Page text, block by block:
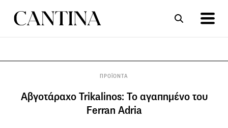
ΠΡΟΪΟΝΤΑ
Aβγοτάραχο Trikalinos: Το αγαπημένο του
Ferran Adria